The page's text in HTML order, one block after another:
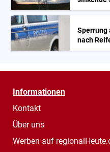
Sperrung
nach
Informationen
Kontakt
Über uns
Werben auf